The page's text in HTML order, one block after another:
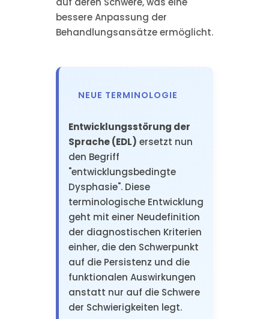
bessere Anpassung der
Behandlungsansätze ermöglicht.
NEUE TERMINOLOGIE
Entwicklungsstörung der
Sprache (EDL) ersetzt nun
den Begriff
"entwicklungsbedingte
Dysphasie". Diese
terminologische Entwicklung
geht mit einer Neudefinition
der diagnostischen Kriterien
einher, die den Schwerpunkt
auf die Persistenz und die
funktionalen Auswirkungen
anstatt nur auf die Schwere
der Schwierigkeiten legt.